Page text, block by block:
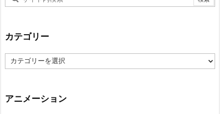
カテゴリー
テ
ー
アニメーション